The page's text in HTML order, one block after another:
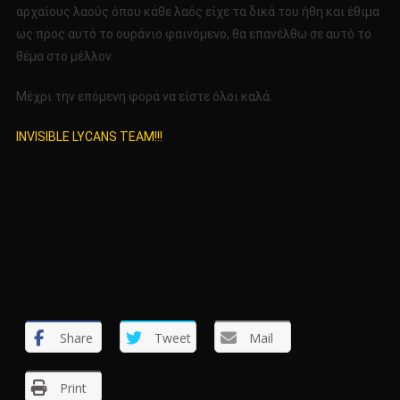
αρχαίους λαούς όπου κάθε λαός είχε τα δικά του ήθη και έθιμα
ως προς αυτό το ουράνιο φαινόμενο, θα επανέλθω σε αυτό το
θέμα στο μέλλον.
Μέχρι την επόμενη φορά να είστε όλοι καλά.
INVISIBLE LYCANS TEAM!!!
Share Tweet Mail
Print